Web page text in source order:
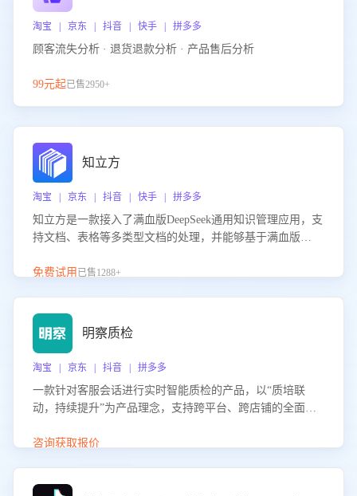
淘宝 | 京东 | 抖音 | 快手 | 拼多多
顾客流失分析 · 退货退款分析 · 产品售后分析
99元起已售2950+
知立方
淘宝 | 京东 | 抖音 | 快手 | 拼多多
知立方是一款接入了满血版DeepSeek通用知识管理应用，支
持文档、表格等多类型文档的处理，并能够基于满血版
识支持，帮助用户高效管理和利用知识资源。通过该产品，
免费试用 已售1288+
明察质检
淘宝 | 京东 | 抖音 | 拼多多
一款针对客服会话进行实时智能质检的产品，以“质培联
动，持续提升”为产品理念，支持跨平台、跨店铺的全面、
升客服团队的销服能力。
咨询获取报价